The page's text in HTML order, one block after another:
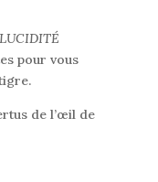
pour vous
de l’œil de